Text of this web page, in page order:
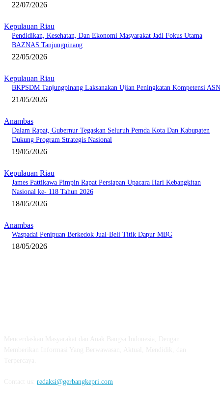
22/07/2026
Kepulauan Riau
Pendidikan, Kesehatan, Dan Ekonomi Masyarakat Jadi Fokus Utama
BAZNAS Tanjungpinang
22/05/2026
Kepulauan Riau
BKPSDM Tanjungpinang Laksanakan Ujian Peningkatan Kompetensi ASN
21/05/2026
Anambas
Dalam Rapat, Gubernur Tegaskan Seluruh Pemda Kota Dan Kabupaten
Dukung Program Strategis Nasional
19/05/2026
Kepulauan Riau
James Pattikawa Pimpin Rapat Persiapan Upacara Hari Kebangkitan
Nasional ke- 118 Tahun 2026
18/05/2026
Anambas
Waspadai Penipuan Berkedok Jual-Beli Titik Dapur MBG
18/05/2026
redaksi@gerbangkepri.com